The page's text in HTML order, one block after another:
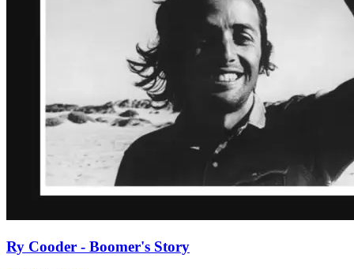
Ry Cooder - Boomer's Story